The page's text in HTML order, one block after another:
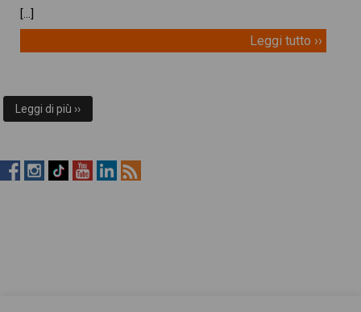
[…]
Leggi tutto ››
Leggi di più ››
RistopiùNews
RistopiùNews
RistopiùNews
RistopiùNews
RistopiùNews
RSS